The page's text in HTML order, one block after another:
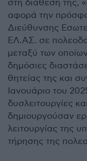
στη διάθεσή της,
αφορά την
Διεύθυνσης
ΕΛ.ΑΣ. σε
μεταξύ των
δημόσιες
θητείας της και
Ιανουάριο του
δυσλειτουργίες
δημιουργούσαν
λειτουργίας της
τήρησης της